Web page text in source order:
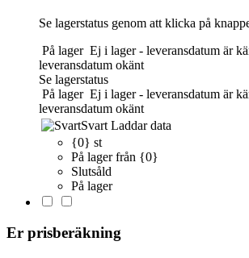
Se lagerstatus genom att klicka på
På lager Ej i lager - leveransdatum är
leveransdatum okänt
Se lagerstatus
På lager Ej i lager - leveransdatum är
leveransdatum okänt
Svart Laddar data
{0} st
På lager från {0}
Slutsåld
På lager
Er prisberäkning